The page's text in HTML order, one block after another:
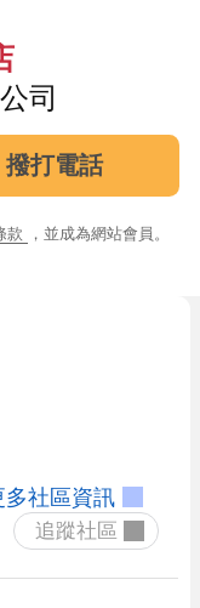
司
撥打電話
款 ，並成為網站會員。
多社區資訊